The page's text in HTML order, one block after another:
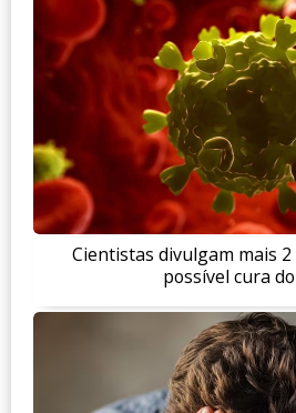
Cientistas divulgam mais 2
possível cura